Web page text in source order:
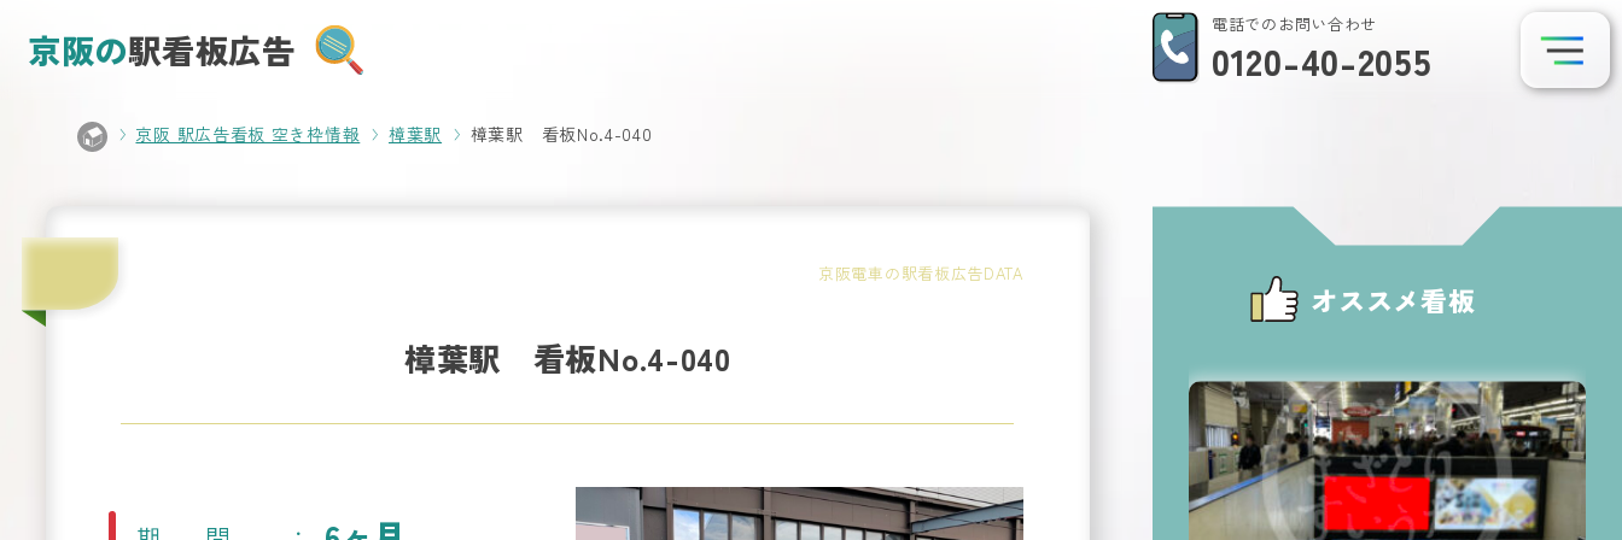
京阪の駅看板広告
電話でのお問い合わせ
0120-40-2055
看板を探す
京阪 駅広告看板 空き枠情報 樟葉駅 樟葉駅 看板No.4-040
京阪電車の駅看板広告DATA
樟葉駅 看板No.4-040
オススメ看板